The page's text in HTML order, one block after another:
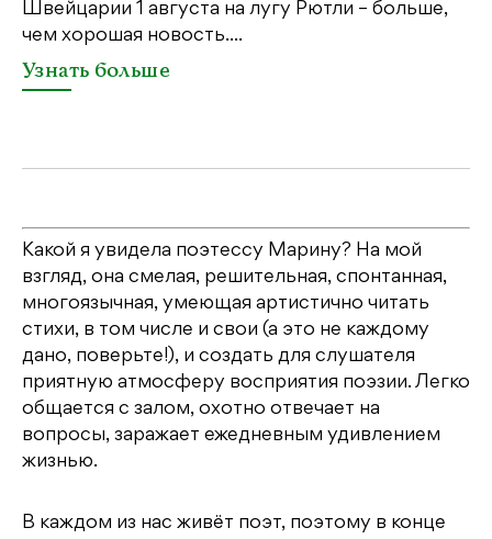
Швейцарии 1 августа на лугу Рютли – больше,
чем хорошая новость....
Узнать больше
Какой я увидела поэтессу Марину? На мой
взгляд, она смелая, решительная, спонтанная,
многоязычная, умеющая артистично читать
стихи, в том числе и свои (а это не каждому
дано, поверьте!), и создать для слушателя
приятную атмосферу восприятия поэзии. Легко
общается с залом, охотно отвечает на
вопросы, заражает ежедневным удивлением
жизнью.
В каждом из нас живёт поэт, поэтому в конце